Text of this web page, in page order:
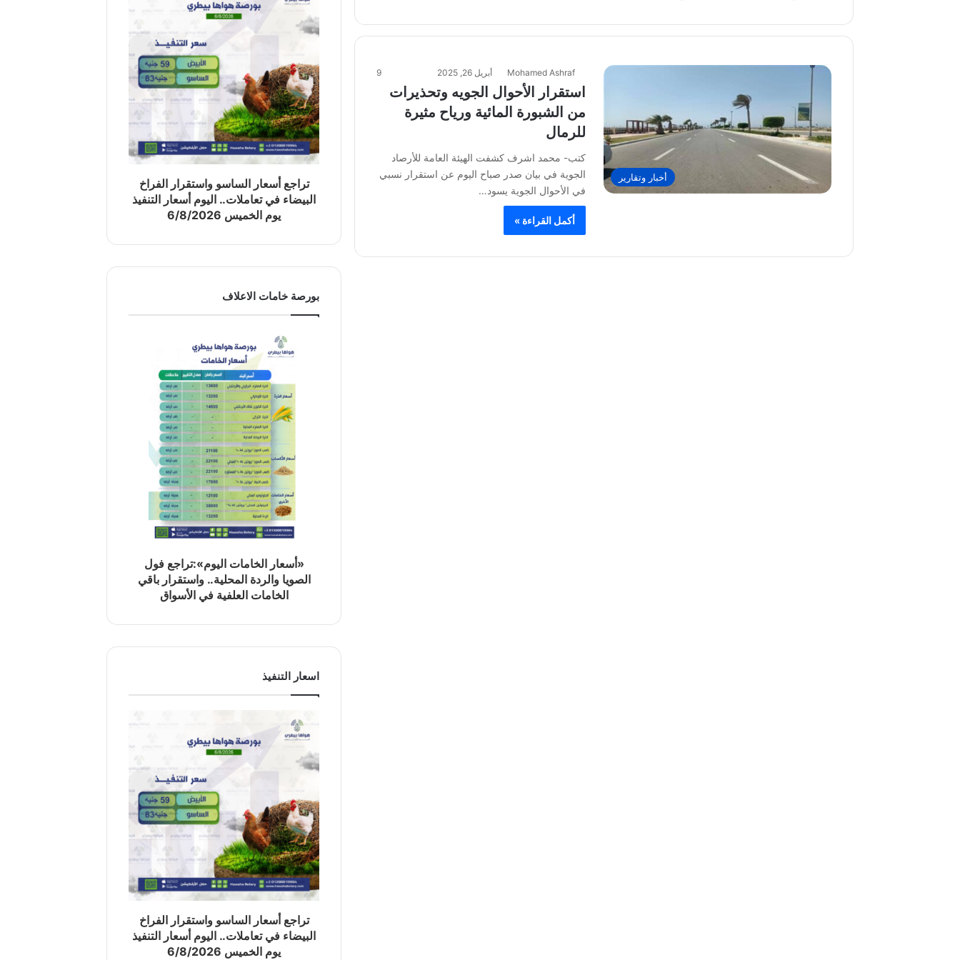
أخبار وتقارير
Mohamed Ashraf أبريل 26, 2025 9
استقرار الأحوال الجويه وتحذيرات
من الشبورة المائية ورياح مثيرة
للرمال
كتب- محمد اشرف كشفت الهيئة العامة للأرصاد
الجوية في بيان صدر صباح اليوم عن استقرار نسبي
في الأحوال الجوية يسود…
أكمل القراءة »
تراجع أسعار الساسو واستقرار الفراخ
البيضاء في تعاملات.. اليوم أسعار التنفيذ
يوم الخميس 6/8/2026
بورصة خامات الاعلاف
«أسعار الخامات اليوم»:تراجع فول
الصويا والردة المحلية.. واستقرار باقي
الخامات العلفية في الأسواق
اسعار التنفيذ
تراجع أسعار الساسو واستقرار الفراخ
البيضاء في تعاملات.. اليوم أسعار التنفيذ
يوم الخميس 6/8/2026